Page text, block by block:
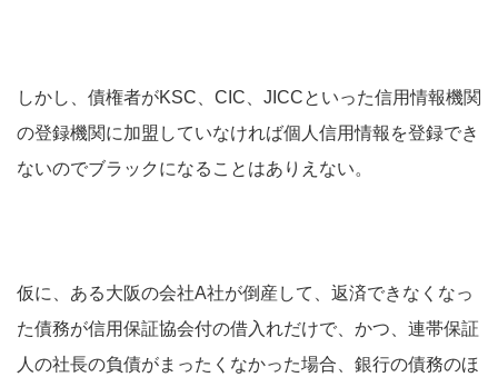
しかし、債権者がKSC、CIC、JICCといった信用情報機関
の登録機関に加盟していなければ個人信用情報を登録でき
ないのでブラックになることはありえない。
仮に、ある大阪の会社A社が倒産して、返済できなくなっ
た債務が信用保証協会付の借入れだけで、かつ、連帯保証
人の社長の負債がまったくなかった場合、銀行の債務のほ